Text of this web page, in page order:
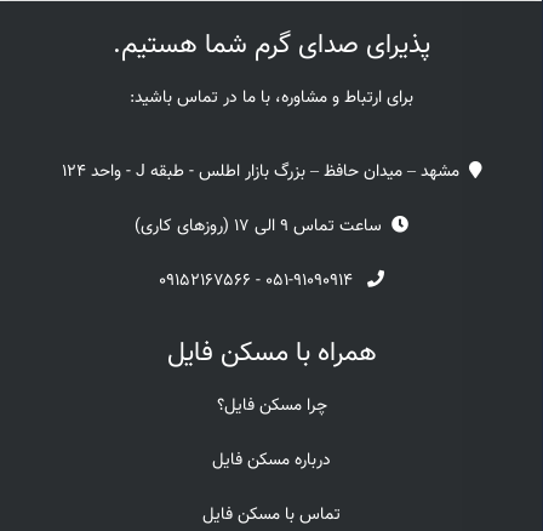
پذیرای صدای گرم شما هستیم.
برای ارتباط و مشاوره، با ما در تماس باشید:
مشهد – میدان حافظ – بزرگ بازار اطلس - طبقه J - واحد 124
ساعت تماس 9 الی 17 (روزهای کاری)
۰۵۱-۹۱۰۹۰۹۱۴ - ۰۹۱۵۲۱۶۷۵۶۶
همراه با مسکن فایل
چرا مسکن فایل؟
درباره مسکن فایل
تماس با مسکن فایل